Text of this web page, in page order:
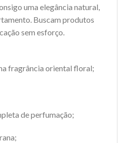
uma elegância natural,
Buscam produtos
sem esforço.
fragrância oriental floral;
de perfumação;